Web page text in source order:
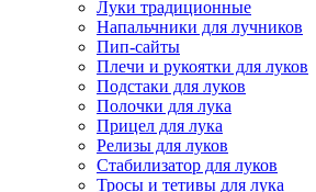
Луки традиционные
Напальчники для лучников
Пип-сайты
Плечи и рукоятки для луков
Подстаки для луков
Полочки для лука
Прицел для лука
Релизы для луков
Стабилизатор для луков
Тросы и тетивы для лука